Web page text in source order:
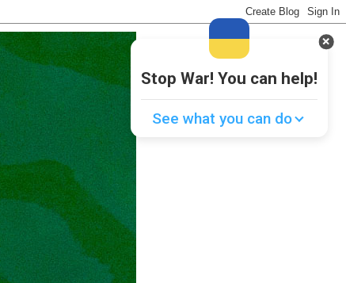
Stop War! You can help!
See what you can do